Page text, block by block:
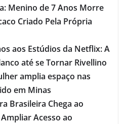
Menino de 7 Anos Morre
Criado Pela Própria
aos Estúdios da Netflix: A
até se Tornar Rivellino
amplia espaço nas
em Minas
Brasileira Chega ao
Acesso ao